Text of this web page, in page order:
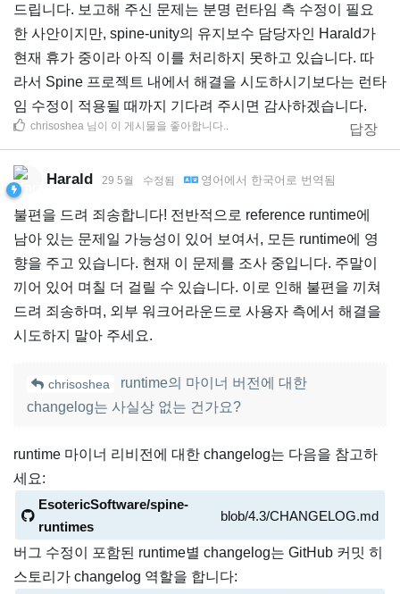
드립니다. 보고해 주신 문제는 분명 런타임 측 수정이 필요
한 사안이지만, spine-unity의 유지보수 담당자인 Harald가
현재 휴가 중이라 아직 이를 처리하지 못하고 있습니다. 따
라서 Spine 프로젝트 내에서 해결을 시도하시기보다는 런타
임 수정이 적용될 때까지 기다려 주시면 감사하겠습니다.
답장
chrisoshea 님이 이 게시물을 좋아합니다..
Harald 29 5월 수정됨 영어 에서 한국어 로 번역됨
불편을 드려 죄송합니다! 전반적으로 reference runtime에
남아 있는 문제일 가능성이 있어 보여서, 모든 runtime에 영
향을 주고 있습니다. 현재 이 문제를 조사 중입니다. 주말이
끼어 있어 며칠 더 걸릴 수 있습니다. 이로 인해 불편을 끼쳐
드려 죄송하며, 외부 워크어라운드로 사용자 측에서 해결을
시도하지 말아 주세요.
chrisoshea
runtime의 마이너 버전에 대한
changelog는 사실상 없는 건가요?
runtime 마이너 리비전에 대한 changelog는 다음을 참고하
세요:
EsotericSoftware/spine-
runtimes
blob/4.3/CHANGELOG.md
버그 수정이 포함된 runtime별 changelog는 GitHub 커밋 히
스토리가 changelog 역할을 합니다: